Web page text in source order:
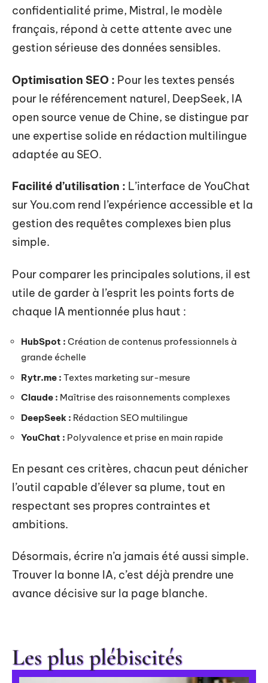
confidentialité prime, Mistral, le modèle
français, répond à cette attente avec une
gestion sérieuse des données sensibles.
Optimisation SEO : Pour les textes pensés
pour le référencement naturel, DeepSeek, IA
open source venue de Chine, se distingue par
une expertise solide en rédaction multilingue
adaptée au SEO.
Facilité d’utilisation : L’interface de YouChat
sur You.com rend l’expérience accessible et la
gestion des requêtes complexes bien plus
simple.
Pour comparer les principales solutions, il est
utile de garder à l’esprit les points forts de
chaque IA mentionnée plus haut :
HubSpot : Création de contenus professionnels à
grande échelle
Rytr.me : Textes marketing sur-mesure
Claude : Maîtrise des raisonnements complexes
DeepSeek : Rédaction SEO multilingue
YouChat : Polyvalence et prise en main rapide
En pesant ces critères, chacun peut dénicher
l’outil capable d’élever sa plume, tout en
respectant ses propres contraintes et
ambitions.
Désormais, écrire n’a jamais été aussi simple.
Trouver la bonne IA, c’est déjà prendre une
avance décisive sur la page blanche.
Les plus plébiscités